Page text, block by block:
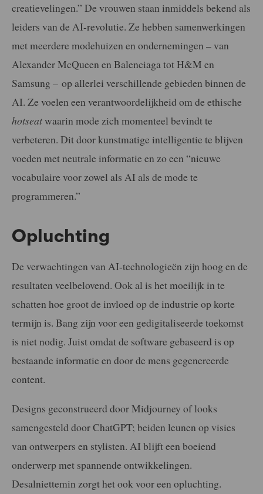
creatievelingen.” De vrouwen staan inmiddels bekend als
leiders van de AI-revolutie. Ze hebben samenwerkingen
met meerdere modehuizen en ondernemingen – van
Alexander McQueen en Balenciaga tot H&M en
Samsung – op allerlei verschillende gebieden binnen de
AI. Ze voelen een verantwoordelijkheid om de ethische
hotseatwaarin mode zich momenteel bevindt te
verbeteren. Dit door kunstmatige intelligentie te blijven
voeden met neutrale informatie en zo een “nieuwe
vocabulaire voor zowel als AI als de mode te
programmeren.”
Opluchting
De verwachtingen van AI-technologieën zijn hoog en de
resultaten veelbelovend. Ook al is het moeilijk in te
schatten hoe groot de invloed op de industrie op korte
termijn is. Bang zijn voor een gedigitaliseerde toekomst
is niet nodig. Juist omdat de software gebaseerd is op
bestaande informatie en door de mens gegenereerde
content.
Designs geconstrueerd door Midjourney of looks
samengesteld door ChatGPT; beiden leunen op visies
van ontwerpers en stylisten. AI blijft een boeiend
onderwerp met spannende ontwikkelingen.
Desalniettemin zorgt het ook voor een opluchting.